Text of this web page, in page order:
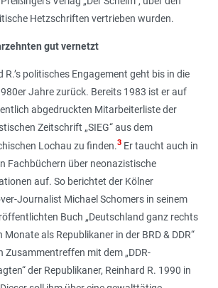
Hetzschriften vertrieben wurden.
gut vernetzt
R.’s politisches Engagement geht bis in die
Jahre zurück. Bereits 1983 ist er auf
abgedruckten Mitarbeiterliste der
Zeitschrift „SIEG“ aus dem
Lochau zu finden.3Er taucht auch in
Fachbüchern über neonazistische
auf. So berichtet der Kölner
Journalist Michael Schomers in seinem
Buch „Deutschland ganz rechts
Monate als Republikaner in der BRD & DDR“
Zusammentreffen mit dem „DDR-
der Republikaner, Reinhard R. 1990 in